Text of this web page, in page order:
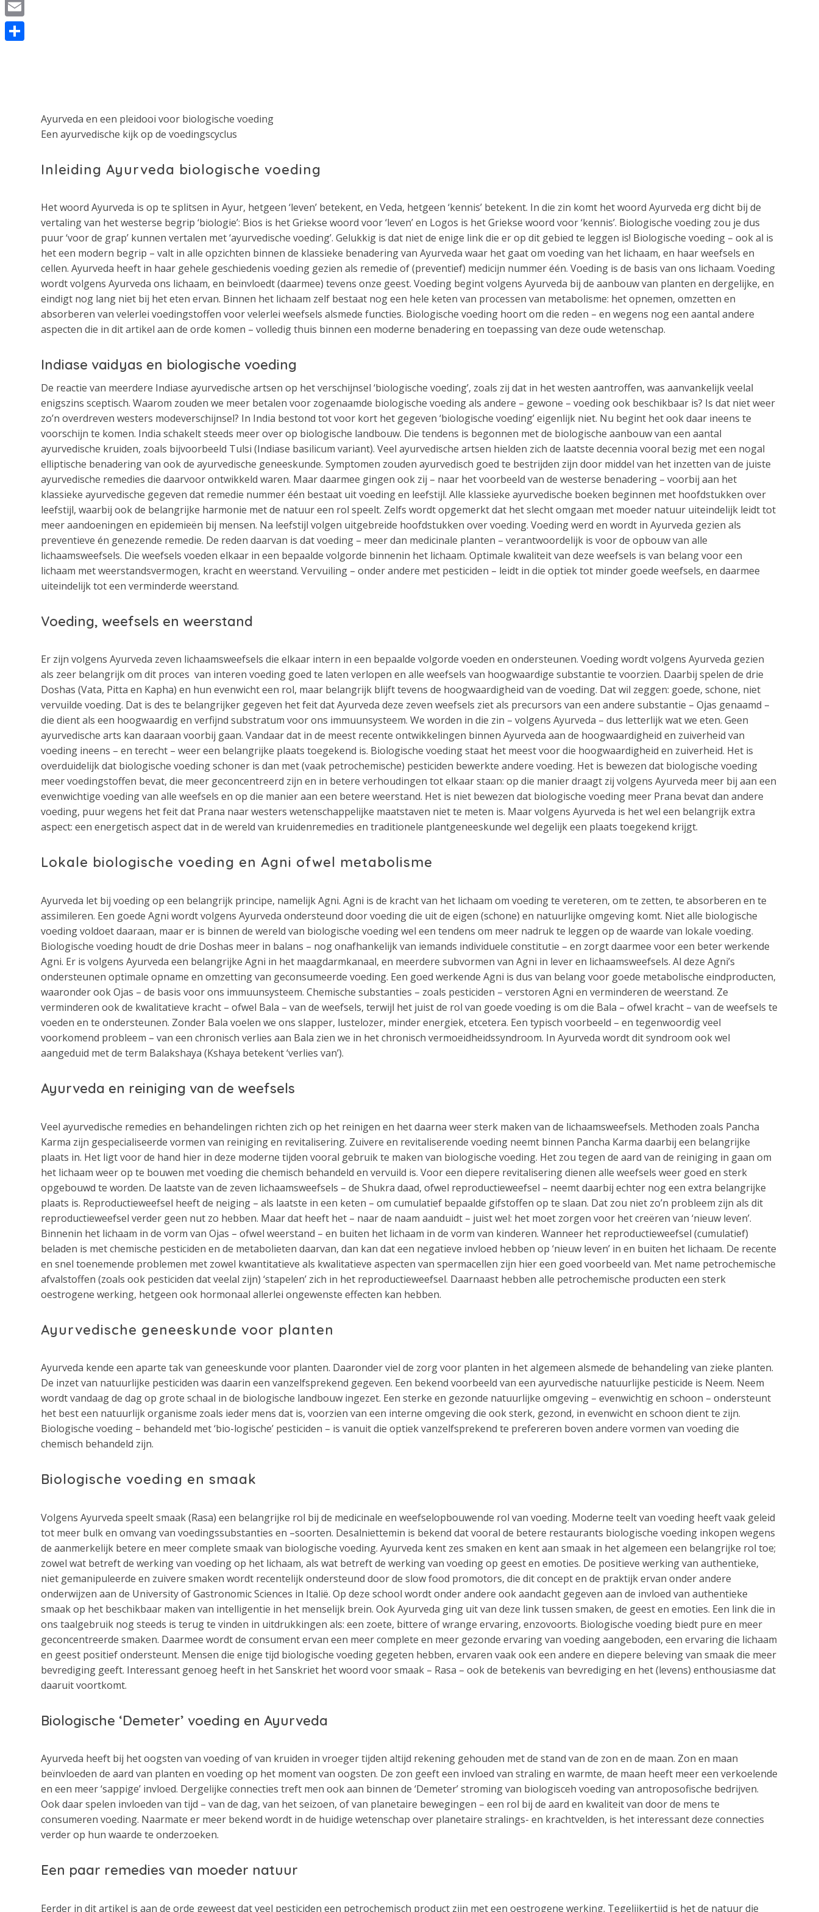
Ayurveda en een pleidooi voor biologische voeding
Een ayurvedische kijk op de voedingscyclus
Inleiding Ayurveda biologische voeding
Het woord Ayurveda is op te splitsen in Ayur, hetgeen ‘leven’ betekent, en Veda, hetgeen ‘kennis’ betekent. In die zin komt het woord Ayurveda erg dicht bij de
vertaling van het westerse begrip ‘biologie’: Bios is het Griekse woord voor ‘leven’ en Logos is het Griekse woord voor ‘kennis’. Biologische voeding zou je dus
puur ‘voor de grap’ kunnen vertalen met ‘ayurvedische voeding’. Gelukkig is dat niet de enige link die er op dit gebied te leggen is! Biologische voeding – ook al is
het een modern begrip – valt in alle opzichten binnen de klassieke benadering van Ayurveda waar het gaat om voeding van het lichaam, en haar weefsels en
cellen. Ayurveda heeft in haar gehele geschiedenis voeding gezien als remedie of (preventief) medicijn nummer één. Voeding is de basis van ons lichaam. Voeding
wordt volgens Ayurveda ons lichaam, en beïnvloedt (daarmee) tevens onze geest. Voeding begint volgens Ayurveda bij de aanbouw van planten en dergelijke, en
eindigt nog lang niet bij het eten ervan. Binnen het lichaam zelf bestaat nog een hele keten van processen van metabolisme: het opnemen, omzetten en
absorberen van velerlei voedingstoffen voor velerlei weefsels alsmede functies. Biologische voeding hoort om die reden – en wegens nog een aantal andere
aspecten die in dit artikel aan de orde komen – volledig thuis binnen een moderne benadering en toepassing van deze oude wetenschap.
Indiase vaidyas en biologische voeding
De reactie van meerdere Indiase ayurvedische artsen op het verschijnsel ‘biologische voeding’, zoals zij dat in het westen aantroffen, was aanvankelijk veelal
enigszins sceptisch. Waarom zouden we meer betalen voor zogenaamde biologische voeding als andere – gewone – voeding ook beschikbaar is? Is dat niet weer
zo’n overdreven westers modeverschijnsel? In India bestond tot voor kort het gegeven ‘biologische voeding’ eigenlijk niet. Nu begint het ook daar ineens te
voorschijn te komen. India schakelt steeds meer over op biologische landbouw. Die tendens is begonnen met de biologische aanbouw van een aantal
ayurvedische kruiden, zoals bijvoorbeeld Tulsi (Indiase basilicum variant). Veel ayurvedische artsen hielden zich de laatste decennia vooral bezig met een nogal
elliptische benadering van ook de ayurvedische geneeskunde. Symptomen zouden ayurvedisch goed te bestrijden zijn door middel van het inzetten van de juiste
ayurvedische remedies die daarvoor ontwikkeld waren. Maar daarmee gingen ook zij – naar het voorbeeld van de westerse benadering – voorbij aan het
klassieke ayurvedische gegeven dat remedie nummer één bestaat uit voeding en leefstijl. Alle klassieke ayurvedische boeken beginnen met hoofdstukken over
leefstijl, waarbij ook de belangrijke harmonie met de natuur een rol speelt. Zelfs wordt opgemerkt dat het slecht omgaan met moeder natuur uiteindelijk leidt tot
meer aandoeningen en epidemieën bij mensen. Na leefstijl volgen uitgebreide hoofdstukken over voeding. Voeding werd en wordt in Ayurveda gezien als
preventieve én genezende remedie. De reden daarvan is dat voeding – meer dan medicinale planten – verantwoordelijk is voor de opbouw van alle
lichaamsweefsels. Die weefsels voeden elkaar in een bepaalde volgorde binnenin het lichaam. Optimale kwaliteit van deze weefsels is van belang voor een
lichaam met weerstandsvermogen, kracht en weerstand. Vervuiling – onder andere met pesticiden – leidt in die optiek tot minder goede weefsels, en daarmee
uiteindelijk tot een verminderde weerstand.
Voeding, weefsels en weerstand
Er zijn volgens Ayurveda zeven lichaamsweefsels die elkaar intern in een bepaalde volgorde voeden en ondersteunen. Voeding wordt volgens Ayurveda gezien
als zeer belangrijk om dit proces van interen voeding goed te laten verlopen en alle weefsels van hoogwaardige substantie te voorzien. Daarbij spelen de drie
Doshas (Vata, Pitta en Kapha) en hun evenwicht een rol, maar belangrijk blijft tevens de hoogwaardigheid van de voeding. Dat wil zeggen: goede, schone, niet
vervuilde voeding. Dat is des te belangrijker gegeven het feit dat Ayurveda deze zeven weefsels ziet als precursors van een andere substantie – Ojas genaamd –
die dient als een hoogwaardig en verfijnd substratum voor ons immuunsysteem. We worden in die zin – volgens Ayurveda – dus letterlijk wat we eten. Geen
ayurvedische arts kan daaraan voorbij gaan. Vandaar dat in de meest recente ontwikkelingen binnen Ayurveda aan de hoogwaardigheid en zuiverheid van
voeding ineens – en terecht – weer een belangrijke plaats toegekend is. Biologische voeding staat het meest voor die hoogwaardigheid en zuiverheid. Het is
overduidelijk dat biologische voeding schoner is dan met (vaak petrochemische) pesticiden bewerkte andere voeding. Het is bewezen dat biologische voeding
meer voedingstoffen bevat, die meer geconcentreerd zijn en in betere verhoudingen tot elkaar staan: op die manier draagt zij volgens Ayurveda meer bij aan een
evenwichtige voeding van alle weefsels en op die manier aan een betere weerstand. Het is niet bewezen dat biologische voeding meer Prana bevat dan andere
voeding, puur wegens het feit dat Prana naar westers wetenschappelijke maatstaven niet te meten is. Maar volgens Ayurveda is het wel een belangrijk extra
aspect: een energetisch aspect dat in de wereld van kruidenremedies en traditionele plantgeneeskunde wel degelijk een plaats toegekend krijgt.
Lokale biologische voeding en Agni ofwel metabolisme
Ayurveda let bij voeding op een belangrijk principe, namelijk Agni. Agni is de kracht van het lichaam om voeding te vereteren, om te zetten, te absorberen en te
assimileren. Een goede Agni wordt volgens Ayurveda ondersteund door voeding die uit de eigen (schone) en natuurlijke omgeving komt. Niet alle biologische
voeding voldoet daaraan, maar er is binnen de wereld van biologische voeding wel een tendens om meer nadruk te leggen op de waarde van lokale voeding.
Biologische voeding houdt de drie Doshas meer in balans – nog onafhankelijk van iemands individuele constitutie – en zorgt daarmee voor een beter werkende
Agni. Er is volgens Ayurveda een belangrijke Agni in het maagdarmkanaal, en meerdere subvormen van Agni in lever en lichaamsweefsels. Al deze Agni’s
ondersteunen optimale opname en omzetting van geconsumeerde voeding. Een goed werkende Agni is dus van belang voor goede metabolische eindproducten,
waaronder ook Ojas – de basis voor ons immuunsysteem. Chemische substanties – zoals pesticiden – verstoren Agni en verminderen de weerstand. Ze
verminderen ook de kwalitatieve kracht – ofwel Bala – van de weefsels, terwijl het juist de rol van goede voeding is om die Bala – ofwel kracht – van de weefsels te
voeden en te ondersteunen. Zonder Bala voelen we ons slapper, lustelozer, minder energiek, etcetera. Een typisch voorbeeld – en tegenwoordig veel
voorkomend probleem – van een chronisch verlies aan Bala zien we in het chronisch vermoeidheidssyndroom. In Ayurveda wordt dit syndroom ook wel
aangeduid met de term Balakshaya (Kshaya betekent ‘verlies van’).
Ayurveda en reiniging van de weefsels
Veel ayurvedische remedies en behandelingen richten zich op het reinigen en het daarna weer sterk maken van de lichaamsweefsels. Methoden zoals Pancha
Karma zijn gespecialiseerde vormen van reiniging en revitalisering. Zuivere en revitaliserende voeding neemt binnen Pancha Karma daarbij een belangrijke
plaats in. Het ligt voor de hand hier in deze moderne tijden vooral gebruik te maken van biologische voeding. Het zou tegen de aard van de reiniging in gaan om
het lichaam weer op te bouwen met voeding die chemisch behandeld en vervuild is. Voor een diepere revitalisering dienen alle weefsels weer goed en sterk
opgebouwd te worden. De laatste van de zeven lichaamsweefsels – de Shukra daad, ofwel reproductieweefsel – neemt daarbij echter nog een extra belangrijke
plaats is. Reproductieweefsel heeft de neiging – als laatste in een keten – om cumulatief bepaalde gifstoffen op te slaan. Dat zou niet zo’n probleem zijn als dit
reproductieweefsel verder geen nut zo hebben. Maar dat heeft het – naar de naam aanduidt – juist wel: het moet zorgen voor het creëren van ‘nieuw leven’.
Binnenin het lichaam in de vorm van Ojas – ofwel weerstand – en buiten het lichaam in de vorm van kinderen. Wanneer het reproductieweefsel (cumulatief)
beladen is met chemische pesticiden en de metabolieten daarvan, dan kan dat een negatieve invloed hebben op ‘nieuw leven’ in en buiten het lichaam. De recente
en snel toenemende problemen met zowel kwantitatieve als kwalitatieve aspecten van spermacellen zijn hier een goed voorbeeld van. Met name petrochemische
afvalstoffen (zoals ook pesticiden dat veelal zijn) ‘stapelen’ zich in het reproductieweefsel. Daarnaast hebben alle petrochemische producten een sterk
oestrogene werking, hetgeen ook hormonaal allerlei ongewenste effecten kan hebben.
Ayurvedische geneeskunde voor planten
Ayurveda kende een aparte tak van geneeskunde voor planten. Daaronder viel de zorg voor planten in het algemeen alsmede de behandeling van zieke planten.
De inzet van natuurlijke pesticiden was daarin een vanzelfsprekend gegeven. Een bekend voorbeeld van een ayurvedische natuurlijke pesticide is Neem. Neem
wordt vandaag de dag op grote schaal in de biologische landbouw ingezet. Een sterke en gezonde natuurlijke omgeving – evenwichtig en schoon – ondersteunt
het best een natuurlijk organisme zoals ieder mens dat is, voorzien van een interne omgeving die ook sterk, gezond, in evenwicht en schoon dient te zijn.
Biologische voeding – behandeld met ‘bio-logische’ pesticiden – is vanuit die optiek vanzelfsprekend te prefereren boven andere vormen van voeding die
chemisch behandeld zijn.
Biologische voeding en smaak
Volgens Ayurveda speelt smaak (Rasa) een belangrijke rol bij de medicinale en weefselopbouwende rol van voeding. Moderne teelt van voeding heeft vaak geleid
tot meer bulk en omvang van voedingssubstanties en –soorten. Desalniettemin is bekend dat vooral de betere restaurants biologische voeding inkopen wegens
de aanmerkelijk betere en meer complete smaak van biologische voeding. Ayurveda kent zes smaken en kent aan smaak in het algemeen een belangrijke rol toe;
zowel wat betreft de werking van voeding op het lichaam, als wat betreft de werking van voeding op geest en emoties. De positieve werking van authentieke,
niet gemanipuleerde en zuivere smaken wordt recentelijk ondersteund door de slow food promotors, die dit concept en de praktijk ervan onder andere
onderwijzen aan de University of Gastronomic Sciences in Italië. Op deze school wordt onder andere ook aandacht gegeven aan de invloed van authentieke
smaak op het beschikbaar maken van intelligentie in het menselijk brein. Ook Ayurveda ging uit van deze link tussen smaken, de geest en emoties. Een link die in
ons taalgebruik nog steeds is terug te vinden in uitdrukkingen als: een zoete, bittere of wrange ervaring, enzovoorts. Biologische voeding biedt pure en meer
geconcentreerde smaken. Daarmee wordt de consument ervan een meer complete en meer gezonde ervaring van voeding aangeboden, een ervaring die lichaam
en geest positief ondersteunt. Mensen die enige tijd biologische voeding gegeten hebben, ervaren vaak ook een andere en diepere beleving van smaak die meer
bevrediging geeft. Interessant genoeg heeft in het Sanskriet het woord voor smaak – Rasa – ook de betekenis van bevrediging en het (levens) enthousiasme dat
daaruit voortkomt.
Biologische ‘Demeter’ voeding en Ayurveda
Ayurveda heeft bij het oogsten van voeding of van kruiden in vroeger tijden altijd rekening gehouden met de stand van de zon en de maan. Zon en maan
beïnvloeden de aard van planten en voeding op het moment van oogsten. De zon geeft een invloed van straling en warmte, de maan heeft meer een verkoelende
en een meer ‘sappige’ invloed. Dergelijke connecties treft men ook aan binnen de ‘Demeter’ stroming van biologisceh voeding van antroposofische bedrijven.
Ook daar spelen invloeden van tijd – van de dag, van het seizoen, of van planetaire bewegingen – een rol bij de aard en kwaliteit van door de mens te
consumeren voeding. Naarmate er meer bekend wordt in de huidige wetenschap over planetaire stralings- en krachtvelden, is het interessant deze connecties
verder op hun waarde te onderzoeken.
Een paar remedies van moeder natuur
Eerder in dit artikel is aan de orde geweest dat veel pesticiden een petrochemisch product zijn met een oestrogene werking. Tegelijkertijd is het de natuur die
Email